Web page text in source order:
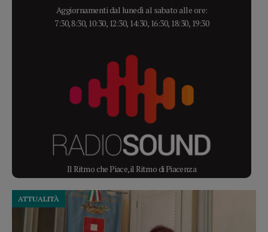
Aggiornamenti dal lunedì al sabato alle ore:
7:30, 8:30, 10:30, 12:30, 14:30, 16:30, 18:30, 19:30
Il Ritmo che Piace, il Ritmo di Piacenza
ATTUALITÀ